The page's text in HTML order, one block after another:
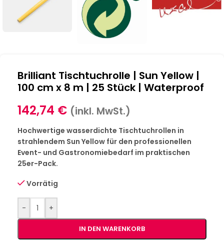
Brilliant Tischtuchrolle | Sun Yellow |
100 cm x 8 m | 25 Stück | Waterproof
142,74 € (inkl. MwSt.)
Hochwertige wasserdichte Tischtuchrollen in
strahlendem Sun Yellow für den professionellen
Event- und Gastronomiebedarf im praktischen
25er-Pack.
Vorrätig
- +
IN DEN WARENKORB